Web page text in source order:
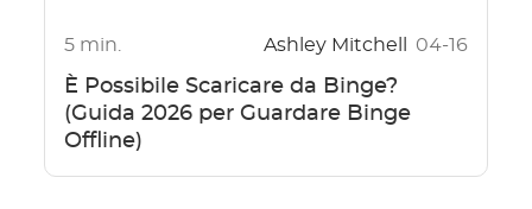
5 min. Ashley Mitchell 04-16
È Possibile Scaricare da Binge?
(Guida 2026 per Guardare Binge
Offline)